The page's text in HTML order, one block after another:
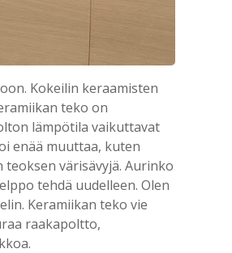
Kokeilin keraamisten
teko on
lämpötila vaikuttavat
enää muuttaa, kuten
värisävyjä. Aurinko
tehdä uudelleen. Olen
Keramiikan teko vie
raakapoltto,